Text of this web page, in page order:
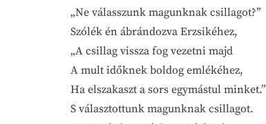
„Ne válasszunk magunknak csillagot?”
Szólék én ábrándozva Erzsikéhez,
„A csillag vissza fog vezetni majd
A mult időknek boldog emlékéhez,
Ha elszakaszt a sors egymástul minket.”
S választottunk magunknak csillagot.